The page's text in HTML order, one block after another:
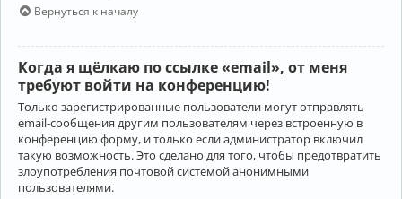
Вернуться к началу
Когда я щёлкаю по ссылке «email», от меня
требуют войти на конференцию!
Только зарегистрированные пользователи могут отправлять
email-сообщения другим пользователям через встроенную в
конференцию форму, и только если администратор включил
такую возможность. Это сделано для того, чтобы предотвратить
злоупотребления почтовой системой анонимными
пользователями.